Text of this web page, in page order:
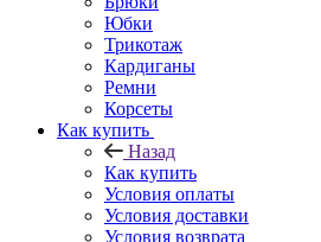
Юбки
Трикотаж
Кардиганы
Ремни
Корсеты
Как купить
Назад
Как купить
Условия оплаты
Условия доставки
Условия возврата